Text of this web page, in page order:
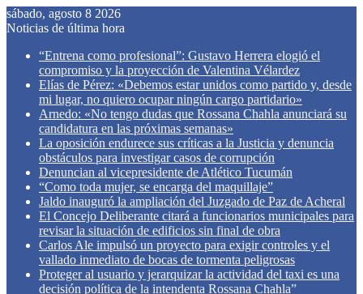
sábado, agosto 8 2026
Noticias de última hora
“Entrena como profesional”: Gustavo Herrera elogió el
compromiso y la proyección de Valentina Vélardez
Elías de Pérez: «Debemos estar unidos como partido y, desde
mi lugar, no quiero ocupar ningún cargo partidario»
Arnedo: «No tengo dudas que Rossana Chahla anunciará su
candidatura en las próximas semanas»
La oposición endurece sus críticas a la Justicia y denuncia
obstáculos para investigar casos de corrupción
Denuncian al vicepresidente de Atlético Tucumán
“Como toda mujer, se encarga del maquillaje”
Jaldo inauguró la ampliación del Juzgado de Paz de Acheral
El Concejo Deliberante citará a funcionarios municipales para
revisar la situación de edificios sin final de obra
Carlos Ale impulsó un proyecto para exigir controles y el
vallado inmediato de bocas de tormenta peligrosas
Proteger al usuario y jerarquizar la actividad del taxi es una
decisión política de la intendenta Rossana Chahla”